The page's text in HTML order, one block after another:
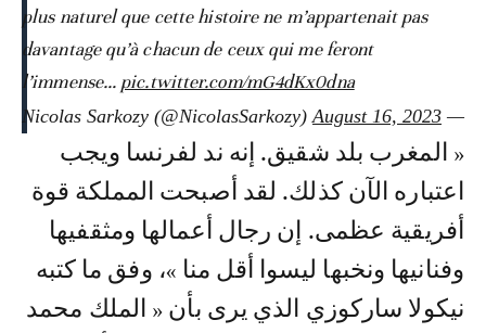
plus naturel que cette histoire ne m’appartenait pas
davantage qu’à chacun de ceux qui me feront
l’immense… pic.twitter.com/mG4dKx0dna
— Nicolas Sarkozy (@NicolasSarkozy)
August 16, 2023
« المغرب بلد شقيق. إنه ند لفرنسا ويجب
اعتباره الآن كذلك. لقد أصبحت المملكة قوة
أفريقية عظمى. إن رجال أعمالها ومثقفيها
وفنانيها ونخبها ليسوا أقل منا »، وفق ما كتبه
نيكولا ساركوزي الذي يرى بأن « الملك محمد